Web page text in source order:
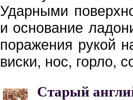
Ударными
и основание
поражения рукой
виски, нос, горло,
Старый